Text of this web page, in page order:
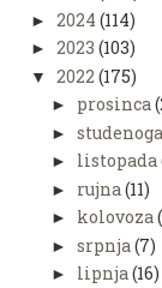
► 2024 (114)
► 2023 (103)
▼ 2022 (175)
► prosinca
► studenoga
► listopada
► rujna (11)
► kolovoza
► srpnja (7)
► lipnja(16)